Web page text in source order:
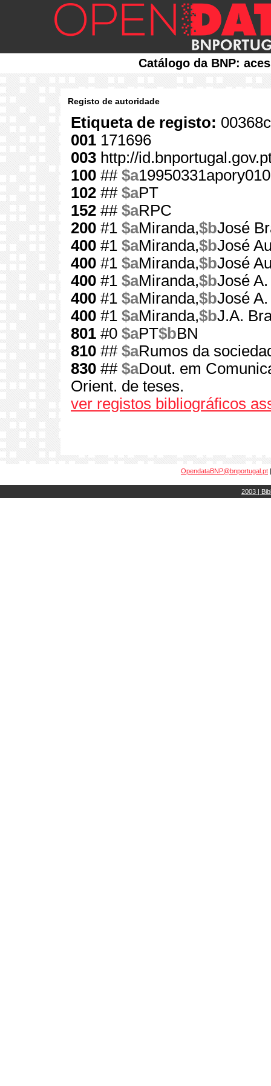
Catálogo da BNP:
Registo de autoridade
Etiqueta de registo:
001 171696
003 http://
100 ## $a
102 ## $aPT
152 ## $aRPC
200 #1 $aMiranda,$bJosé
400 #1 $aMiranda,$bJosé
400 #1 $aMiranda,$bJosé
400 #1 $aMiranda,$bJosé
400 #1 $aMiranda,$bJosé
400 #1 $aMiranda,$bJ.A.
801 #0 $aPT$bBN
810 ## $aRumos da
830 ## $aDout. em
Orient. de teses.
ver registos bibliográficos
OpendataBNP@bnportugal.pt
2003 |